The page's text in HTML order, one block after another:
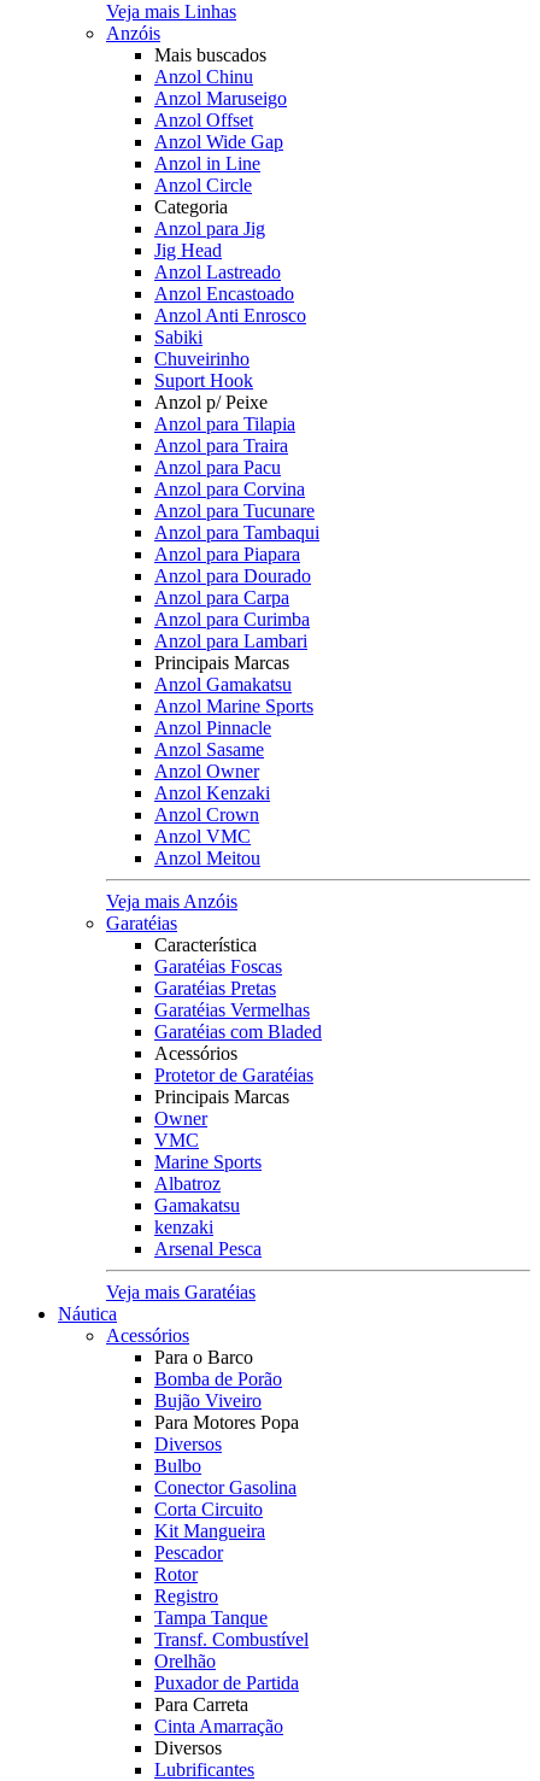
Veja mais Linhas
Anzóis
Mais buscados
Anzol Chinu
Anzol Maruseigo
Anzol Offset
Anzol Wide Gap
Anzol in Line
Anzol Circle
Categoria
Anzol para Jig
Jig Head
Anzol Lastreado
Anzol Encastoado
Anzol Anti Enrosco
Sabiki
Chuveirinho
Suport Hook
Anzol p/ Peixe
Anzol para Tilapia
Anzol para Traira
Anzol para Pacu
Anzol para Corvina
Anzol para Tucunare
Anzol para Tambaqui
Anzol para Piapara
Anzol para Dourado
Anzol para Carpa
Anzol para Curimba
Anzol para Lambari
Principais Marcas
Anzol Gamakatsu
Anzol Marine Sports
Anzol Pinnacle
Anzol Sasame
Anzol Owner
Anzol Kenzaki
Anzol Crown
Anzol VMC
Anzol Meitou
Veja mais Anzóis
Garatéias
Característica
Garatéias Foscas
Garatéias Pretas
Garatéias Vermelhas
Garatéias com Bladed
Acessórios
Protetor de Garatéias
Principais Marcas
Owner
VMC
Marine Sports
Albatroz
Gamakatsu
kenzaki
Arsenal Pesca
Veja mais Garatéias
Náutica
Acessórios
Para o Barco
Bomba de Porão
Bujão Viveiro
Para Motores Popa
Diversos
Bulbo
Conector Gasolina
Corta Circuito
Kit Mangueira
Pescador
Rotor
Registro
Tampa Tanque
Transf. Combustível
Orelhão
Puxador de Partida
Para Carreta
Cinta Amarração
Diversos
Lubrificantes